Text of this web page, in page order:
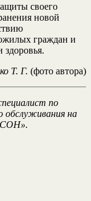
своего
новой
граждан и
Т. Г. (фото автора)
по
обслуживания на